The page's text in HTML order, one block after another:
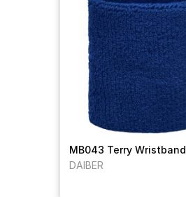
MB043 Terry Wristband
DAIBER